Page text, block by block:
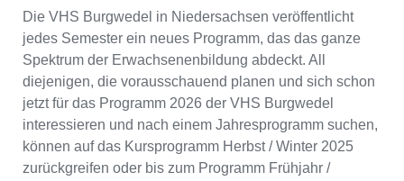
Die VHS Burgwedel in Niedersachsen veröffentlicht
jedes Semester ein neues Programm, das das ganze
Spektrum der Erwachsenenbildung abdeckt. All
diejenigen, die vorausschauend planen und sich schon
jetzt für das Programm 2026 der VHS Burgwedel
interessieren und nach einem Jahresprogramm suchen,
können auf das Kursprogramm Herbst / Winter 2025
zurückgreifen oder bis zum Programm Frühjahr /